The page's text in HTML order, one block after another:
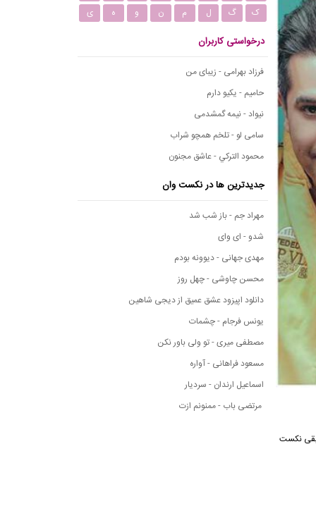
رسانه موسیقی نکست
ک
گ ل م ن و ه ی
درخواستی کاربران
فرزاد بهرامی - زیبای من
حامیم - یکیو دارم
نیواد - نیمه گمشدمی
سامی لو - تلخم همچو شراب
محمود التركي - عاشق مجنون
جدیدترین ها در نکست وان
مهراد جم - باز شب شد
شدو - ای وای
مهدی جهانی - دیوونه بودم
محسن چاوشی - چهل روز
دانلود اپیزود عشق عمیق از دیجی شاهین
یونس فرجام - چشمات
مصطفی میری - تو ولی باور نکن
مسعود فراهانی - آواره
اسماعیل ارندان - سردیار
مرتضی باب - ممنونم ازت